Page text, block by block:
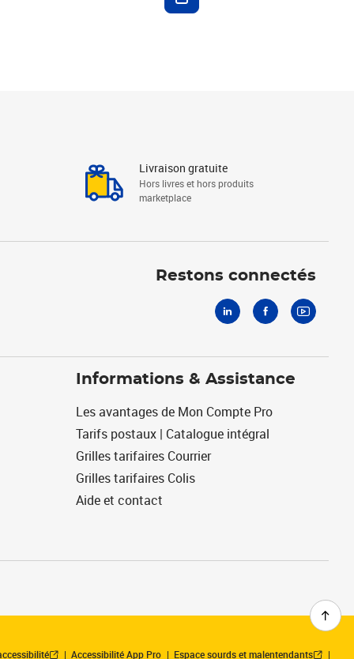
Livraison gratuite
Hors livres et hors produits
marketplace
Restons connectés
Informations & Assistance
Les avantages de Mon Compte Pro
Tarifs postaux | Catalogue intégral
Grilles tarifaires Courrier
Grilles tarifaires Colis
Aide et contact
Accessibilité App Pro Espace sourds et malentendants